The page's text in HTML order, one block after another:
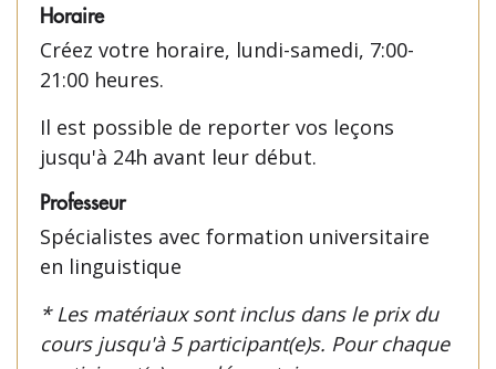
Horaire
Créez votre horaire, lundi-samedi, 7:00-
21:00 heures.
Il est possible de reporter vos leçons
jusqu'à 24h avant leur début.
Professeur
Spécialistes avec formation universitaire
en linguistique
* Les matériaux sont inclus dans le prix du
cours jusqu'à 5 participant(e)s. Pour chaque